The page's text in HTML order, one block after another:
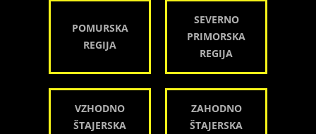
POMURSKA
REGIJA
SEVERNO
PRIMORSKA
REGIJA
VZHODNO
ŠTAJERSKA
ZAHODNO
ŠTAJERSKA